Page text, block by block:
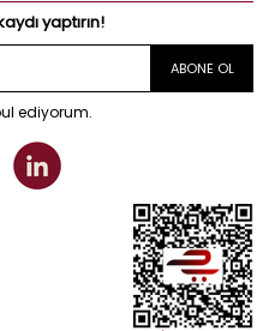
yaptırın!
ABONE OL
ediyorum.